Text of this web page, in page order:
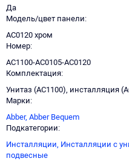
Да
Модель/цвет панели
AC0120 хром
Номер
AC1100-AC0105-AC0120
Комплектация
Унитаз (AC1100), инсталляция
Марки
Abber, Abber Bequem
Подкатегории
Инсталляции, Инсталляции с
подвесные